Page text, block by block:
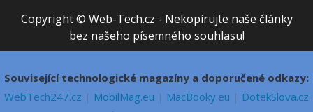
Copyright © Web-Tech.cz - Nekopírujte naše články
bez našeho písemného souhlasu!
Související technologické magazíny a doporučené odkazy:
WebTech247.cz | MobilMag.eu | MacBooky.eu | DotekSlova.cz